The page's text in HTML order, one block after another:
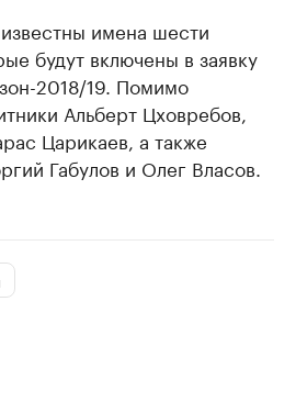
имена шести
будут включены в заявку
2018/19. Помимо
Альберт Цховребов,
Царикаев, а также
Габулов и Олег Власов.